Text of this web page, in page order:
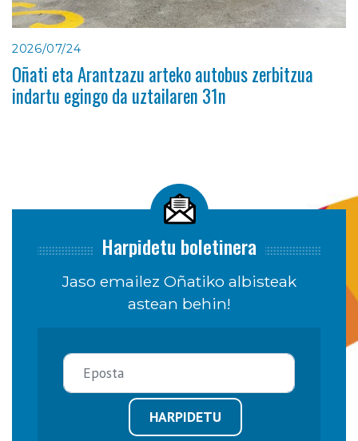
2026/07/24
Oñati eta Arantzazu arteko autobus zerbitzua
indartu egingo da uztailaren 31n
Harpidetu boletinera
Jaso emailez Oñatiko albisteak
astean behin!
HARPIDETU